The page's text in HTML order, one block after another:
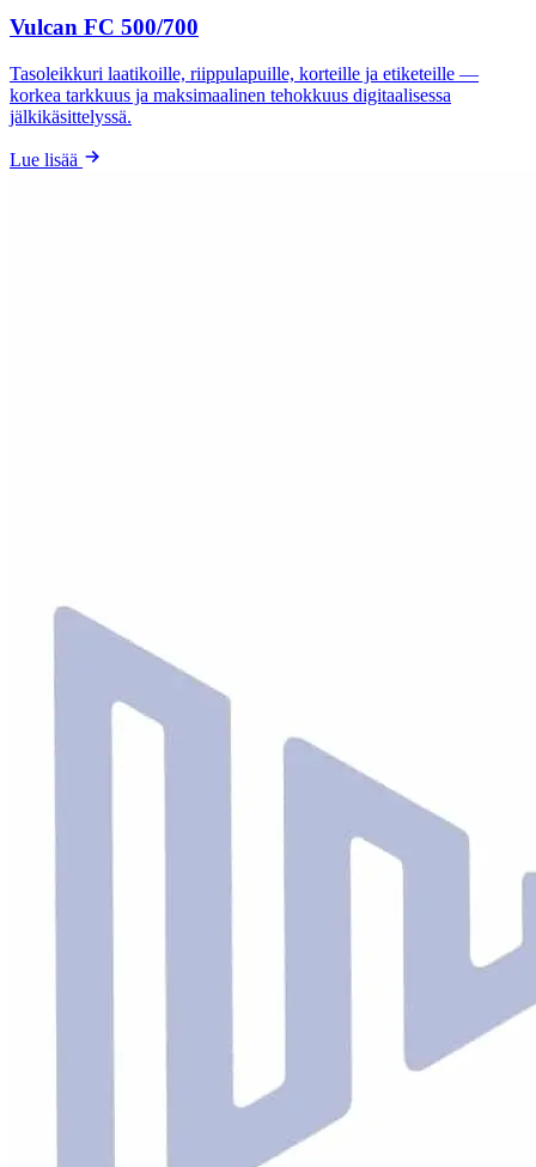
Vulcan FC 500/700
Tasoleikkuri laatikoille, riippulapuille, korteille ja etiketeille —
korkea tarkkuus ja maksimaalinen tehokkuus digitaalisessa
jälkikäsittelyssä.
Lue lisää